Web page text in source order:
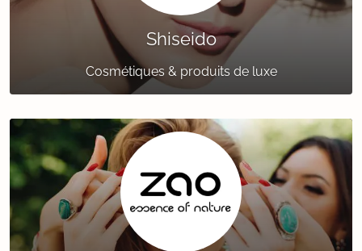
Shiseido
Cosmétiques & produits de luxe